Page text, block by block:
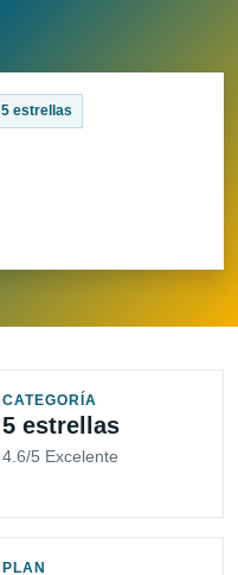
5 estrellas
CATEGORÍA
5 estrellas
4.6/5 Excelente
PLAN